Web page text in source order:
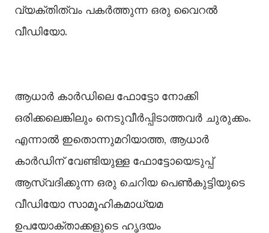
വ്യക്തിത്വം പകർത്തുന്ന ഒരു വൈറൽ
വീഡിയോ.
ആധാർ കാർഡിലെ ഫോട്ടോ നോക്കി
ഒരിക്കലെങ്കിലും നെടുവീർപ്പിടാത്തവർ ചുരുക്കം.
എന്നാല്‍ ഇതൊന്നുമറിയാത്ത, ആധാർ
കാർഡിന് വേണ്ടിയുള്ള ഫോട്ടോയെടുപ്പ്
ആസ്വദിക്കുന്ന ഒരു ചെറിയ പെണ്‍കുട്ടിയുടെ
വീഡിയോ സാമൂഹികമാധ്യമ
ഉപയോക്താക്കളുടെ ഹൃദയം